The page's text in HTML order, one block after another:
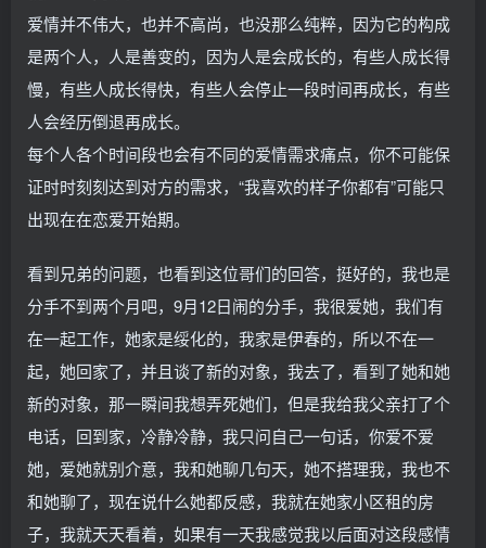
爱情并不伟大，也并不高尚，也没那么纯粹，因为它的构成
是两个人，人是善变的，因为人是会成长的，有些人成长得
慢，有些人成长得快，有些人会停止一段时间再成长，有些
人会经历倒退再成长。
每个人各个时间段也会有不同的爱情需求痛点，你不可能保
证时时刻刻达到对方的需求，“我喜欢的样子你都有”可能只
出现在在恋爱开始期。
看到兄弟的问题，也看到这位哥们的回答，挺好的，我也是
分手不到两个月吧，9月12日闹的分手，我很爱她，我们有
在一起工作，她家是绥化的，我家是伊春的，所以不在一
起，她回家了，并且谈了新的对象，我去了，看到了她和她
新的对象，那一瞬间我想弄死她们，但是我给我父亲打了个
电话，回到家，冷静冷静，我只问自己一句话，你爱不爱
她，爱她就别介意，我和她聊几句天，她不搭理我，我也不
和她聊了，现在说什么她都反感，我就在她家小区租的房
子，我就天天看着，如果有一天我感觉我以后面对这段感情